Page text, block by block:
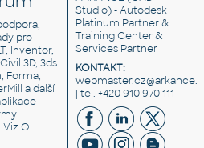
pro
Inventor,
3D, 3ds
Forma,
a další
VizO
Studio) - Autodesk
Platinum Partner &
Training Center &
Services Partner
KONTAKT:
| tel. +420 910 970 111